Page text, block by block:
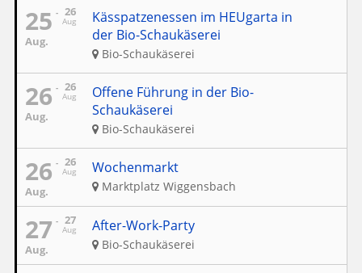
26
Aug
25
Aug.
Kässpatzenessen im HEUgarta in
der Bio-Schaukäserei
Bio-Schaukäserei
26
Aug
26
Aug.
Offene Führung in der Bio-
Schaukäserei
Bio-Schaukäserei
26
Aug
26
Aug.
Wochenmarkt
Marktplatz Wiggensbach
27
Aug
27
Aug.
After-Work-Party
Bio-Schaukäserei